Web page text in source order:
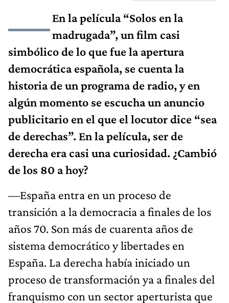
—En la película “Solos en la
madrugada”, un film casi
simbólico de lo que fue la apertura
democrática española, se cuenta la
historia de un programa de radio, y en
algún momento se escucha un anuncio
publicitario en el que el locutor dice “sea
de derechas”. En la película, ser de
derecha era casi una curiosidad. ¿Cambió
de los 80 a hoy?
—España entra en un proceso de
transición a la democracia a finales de los
años 70. Son más de cuarenta años de
sistema democrático y libertades en
España. La derecha había iniciado un
proceso de transformación ya a finales del
franquismo con un sector aperturista que